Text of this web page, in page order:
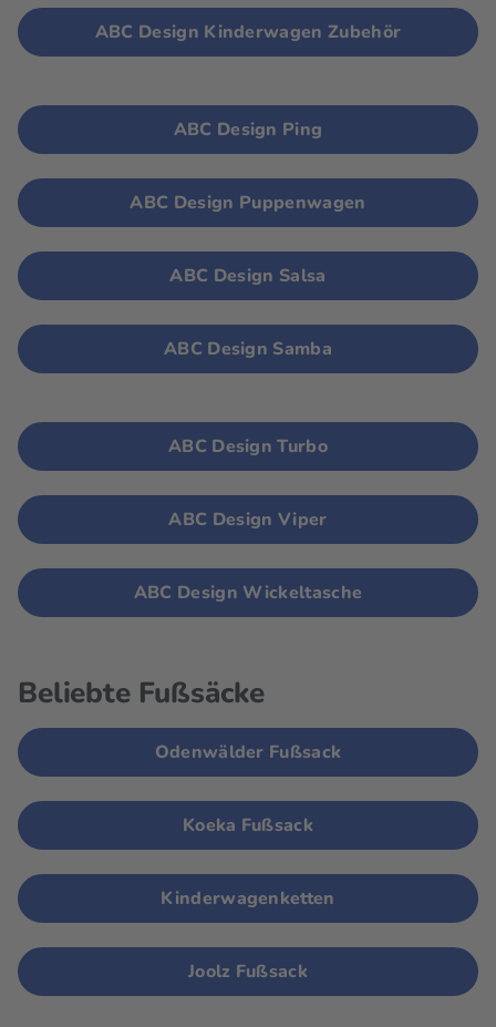
ABC Design Kinderwagen Zubehör
ABC Design Ping
ABC Design Puppenwagen
ABC Design Salsa
ABC Design Samba
ABC Design Turbo
ABC Design Viper
ABC Design Wickeltasche
Beliebte Fußsäcke
Odenwälder Fußsack
Koeka Fußsack
Kinderwagenketten
Joolz Fußsack